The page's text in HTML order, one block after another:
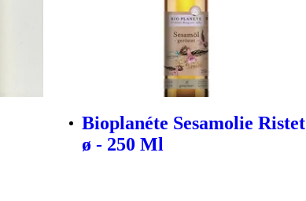
Bioplanéte Sesamolie Ristet
ø - 250 Ml